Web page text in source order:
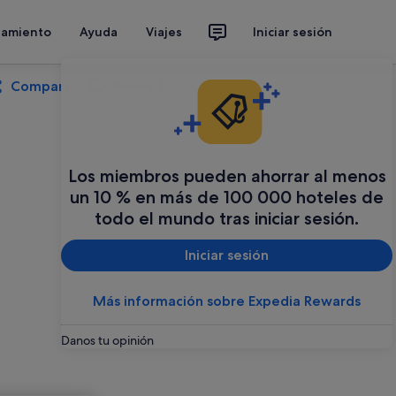
Ayuda Viajes Iniciar sesión
Los miembros pueden ahorrar al menos
un 10 % en más de 100 000 hoteles de
todo el mundo tras iniciar sesión.
Iniciar sesión
Más información sobre Expedia Rewards
Danos tu opinión
Compartir